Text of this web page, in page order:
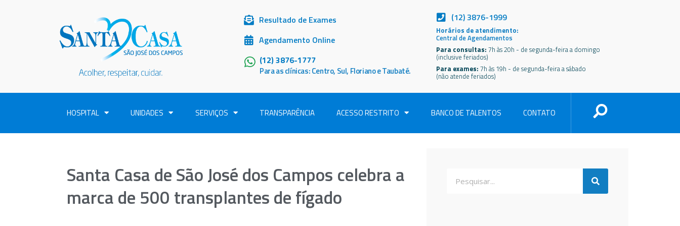
Resultado de Exames
Agendamento Online
(12) 3876-1777
Para as clínicas: Centro, Sul, Floriano e Taubaté.
(12) 3876-1999
Horários de atendimento:
Central de Agendamentos
Para consultas: 7h às 20h - de segunda-feira a domingo
(inclusive feriados)
Para exames: 7h às 19h - de segunda-feira a sábado
(não atende feriados)
HOSPITAL UNIDADES SERVIÇOS TRANSPARÊNCIA ACESSO RESTRITO BANCO DE TALENTOS CONTATO
Santa Casa de São José dos Campos celebra a
marca de 500 transplantes de fígado